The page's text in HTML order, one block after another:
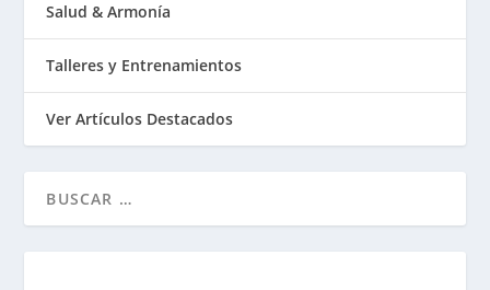
Salud & Armonía
Talleres y Entrenamientos
Ver Artículos Destacados